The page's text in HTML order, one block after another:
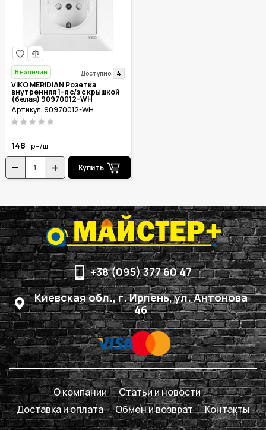
В наличии Доступно: 4
VIKO MERIDIAN Розетка
внутренняя 1-я с/з с крышкой
(белая) 90970012-WH
Артикул: 90970012-WH
148 грн/шт.
Купить
+38 (095) 377 60 47
Киевская обл., г. Ирпень, ул. Антонова
4б
О компании
Статьи и новости
Доставка и оплата
Обмен и возврат Контакты